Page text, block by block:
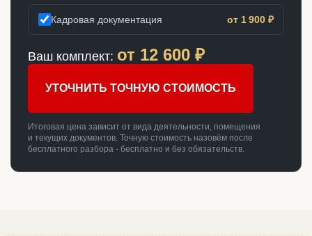
Кадровая документация от 1 900 ₽
Ваш комплект: от 12 600 ₽
УТОЧНИТЬ ТОЧНУЮ СТОИМОСТЬ
Итоговая цена зависит от вида деятельности, помещения
и текущих документов. Точную стоимость назовём после
бесплатного разбора - бесплатно и без обязательств.